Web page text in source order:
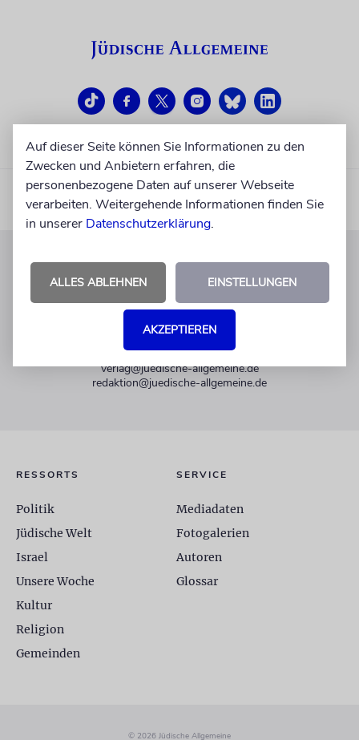
KUNDENSERVICE
+49 30 275833 0
Mo-Do 9-17 Uhr
verlag@juedische-allgemeine.de
redaktion@juedische-allgemeine.de
RESSORTS
Politik
Jüdische Welt
Israel
Unsere Woche
Kultur
Religion
Gemeinden
SERVICE
Mediadaten
Fotogalerien
Autoren
Glossar
© 2026 Jüdische Allgemeine
Auf dieser Seite können Sie Informationen zu den
Zwecken und Anbietern erfahren, die
personenbezogene Daten auf unserer Webseite
verarbeiten. Weitergehende Informationen finden Sie
in unserer Datenschutzerklärung.
ALLES ABLEHNEN EINSTELLUNGEN
AKZEPTIEREN